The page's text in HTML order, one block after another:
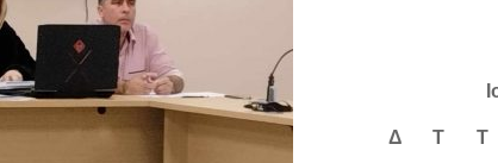
Δ Τ Τ